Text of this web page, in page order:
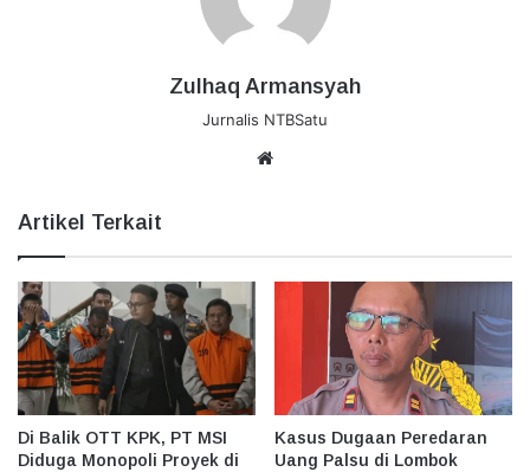
Zulhaq Armansyah
Jurnalis NTBSatu
Artikel Terkait
Di Balik OTT KPK, PT MSI
Diduga Monopoli Proyek di
Kasus Dugaan Peredaran
Uang Palsu di Lombok